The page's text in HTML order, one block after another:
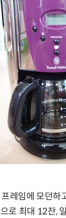
레임에 모던하
로 최대 12잔,